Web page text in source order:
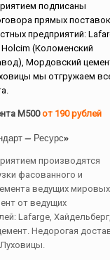
подписаны
прямых поставок
предприятий:
(Коломенский
Мордовский
мы отгружаем
М500от 190 рублей
— Ресурс»
производятся
фасованного и
ведущих мировых
от ведущих
Lafarge,
Недорогая